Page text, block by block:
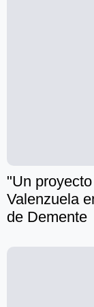
"Un
Valenzuela
de Demente